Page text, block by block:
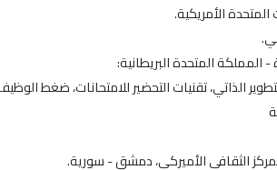
الذاتي، تقنيات التحضير للامتحانات، ضغط